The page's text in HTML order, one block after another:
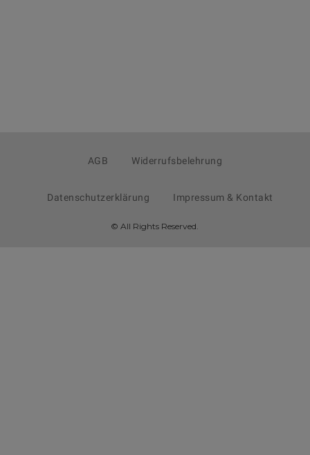
AGB Widerrufsbelehrung
Datenschutzerklärung Impressum & Kontakt
© All Rights Reserved.